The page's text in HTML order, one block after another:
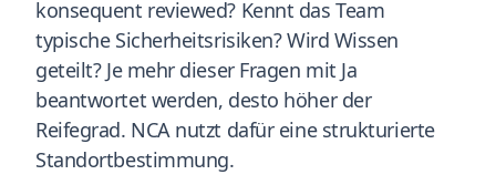
konsequent reviewed? Kennt das Team
typische Sicherheitsrisiken? Wird Wissen
geteilt? Je mehr dieser Fragen mit Ja
beantwortet werden, desto höher der
Reifegrad. NCA nutzt dafür eine strukturierte
Standortbestimmung.